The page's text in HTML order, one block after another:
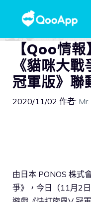
【Qoo情
《貓咪大
冠軍版》聯
2020/11/02 作者:
由日本 PONOS 株式
爭》，今日（11月2